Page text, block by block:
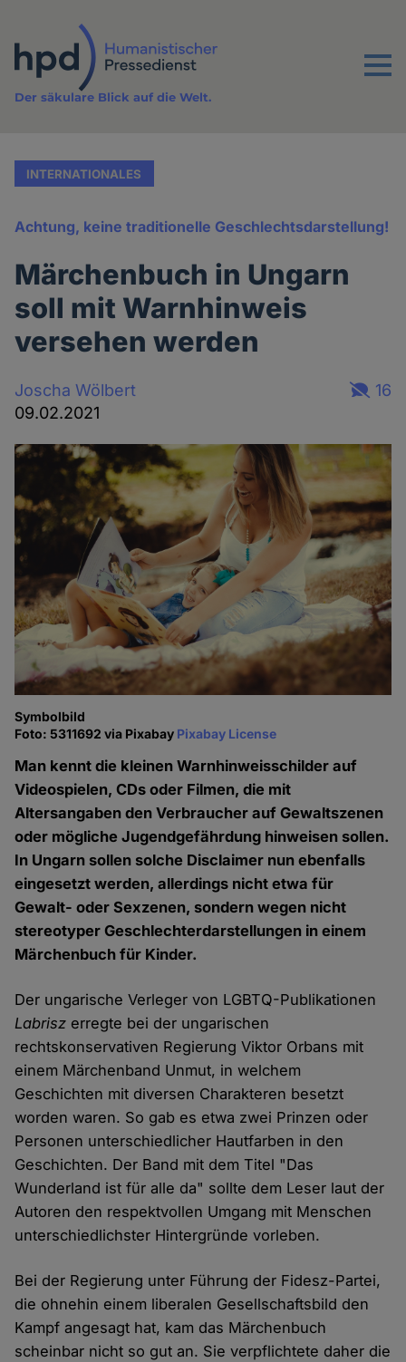
Inhalt
Menu
Der säkulare Blick auf die Welt.
INTERNATIONALES
Achtung, keine traditionelle Geschlechtsdarstellung!
Märchenbuch in Ungarn
soll mit Warnhinweis
versehen werden
Joscha Wölbert
09.02.2021
16
Symbolbild
Foto: 5311692 via Pixabay Pixabay License
Man kennt die kleinen Warnhinweisschilder auf
Videospielen, CDs oder Filmen, die mit
Altersangaben den Verbraucher auf Gewaltszenen
oder mögliche Jugendgefährdung hinweisen sollen.
In Ungarn sollen solche Disclaimer nun ebenfalls
eingesetzt werden, allerdings nicht etwa für
Gewalt- oder Sexzenen, sondern wegen nicht
stereotyper Geschlechterdarstellungen in einem
Märchenbuch für Kinder.
Der ungarische Verleger von LGBTQ-Publikationen
Labrisz erregte bei der ungarischen
rechtskonservativen Regierung Viktor Orbans mit
einem Märchenband Unmut, in welchem
Geschichten mit diversen Charakteren besetzt
worden waren. So gab es etwa zwei Prinzen oder
Personen unterschiedlicher Hautfarben in den
Geschichten. Der Band mit dem Titel "Das
Wunderland ist für alle da" sollte dem Leser laut der
Autoren den respektvollen Umgang mit Menschen
unterschiedlichster Hintergründe vorleben.
Bei der Regierung unter Führung der Fidesz-Partei,
die ohnehin einem liberalen Gesellschaftsbild den
Kampf angesagt hat, kam das Märchenbuch
scheinbar nicht so gut an. Sie verpflichtete daher die